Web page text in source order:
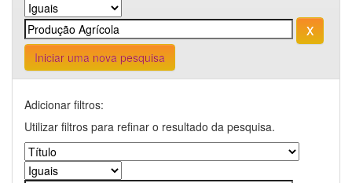
Iniciar uma nova pesquisa
Adicionar filtros:
Utilizar filtros para refinar o resultado da pesquisa.